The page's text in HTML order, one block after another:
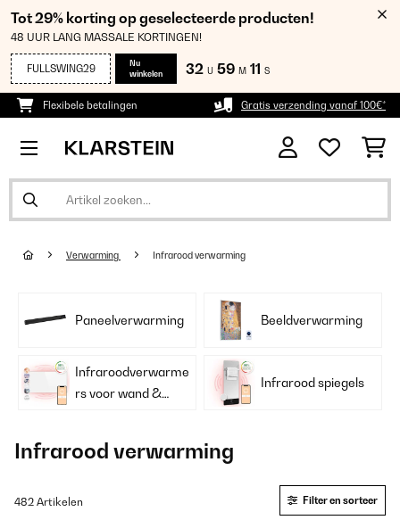
Tot 29% korting op geselecteerde producten!
48 UUR LANG MASSALE KORTINGEN!
FULLSWING29
Nu
winkelen
32 U 59 M 10 S
Flexibele betalingen Gratis verzending vanaf 100€*
Verwarming Infrarood verwarming
Paneelverwarming Beeldverwarming
Infraroodverwarme
rs voor wand &
Infrarood spiegels
Infrarood verwarming
482 Artikelen Filter en sorteer